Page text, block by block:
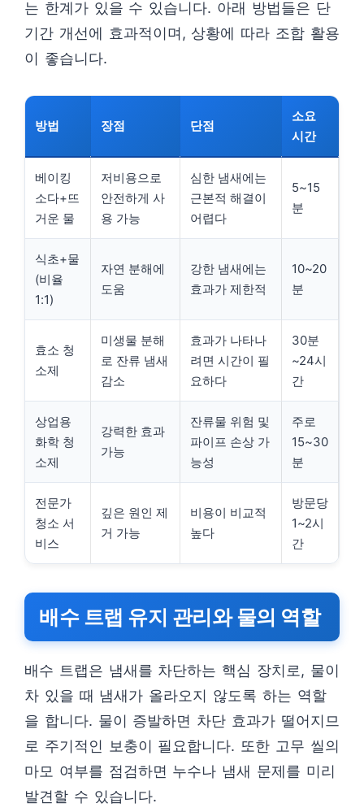
는 한계가 있을 수 있습니다. 아래 방법들은 단
기간 개선에 효과적이며, 상황에 따라 조합 활용
이 좋습니다.
방법 장점 단점
소요
시간
베이킹
소다+뜨
거운 물
저비용으로
안전하게 사
용 가능
심한 냄새에는
근본적 해결이
어렵다
5~15
분
식초+물
(비율
1:1)
자연 분해에
도움
강한 냄새에는
효과가 제한적
10~20
분
효소 청
소제
미생물 분해
로 잔류 냄새
감소
효과가 나타나
려면 시간이 필
요하다
30분
~24시
간
상업용
화학 청
소제
강력한 효과
가능
잔류물 위험 및
파이프 손상 가
능성
주로
15~30
분
전문가
청소 서
비스
깊은 원인 제
거 가능
비용이 비교적
높다
방문당
1~2시
간
배수 트랩 유지 관리와 물의 역할
배수 트랩은 냄새를 차단하는 핵심 장치로, 물이
차 있을 때 냄새가 올라오지 않도록 하는 역할
을 합니다. 물이 증발하면 차단 효과가 떨어지므
로 주기적인 보충이 필요합니다. 또한 고무 씰의
마모 여부를 점검하면 누수나 냄새 문제를 미리
발견할 수 있습니다.